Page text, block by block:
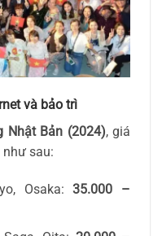
và bảo trì
Nhật Bản (2024), giá
sau:
Osaka:35.000 –